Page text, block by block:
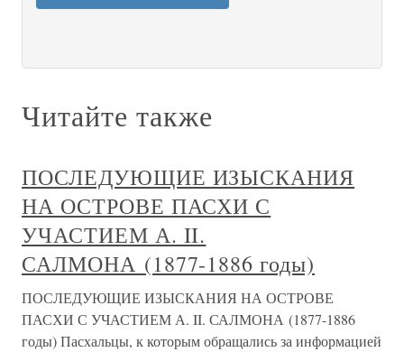
Читайте также
ПОСЛЕДУЮЩИЕ ИЗЫСКАНИЯ
НА ОСТРОВЕ ПАСХИ С
УЧАСТИЕМ А. II.
САЛМОНА (1877-1886 годы)
ПОСЛЕДУЮЩИЕ ИЗЫСКАНИЯ НА ОСТРОВЕ
ПАСХИ С УЧАСТИЕМ А. II. САЛМОНА (1877-1886
годы) Пасхальцы, к которым обращались за информацией